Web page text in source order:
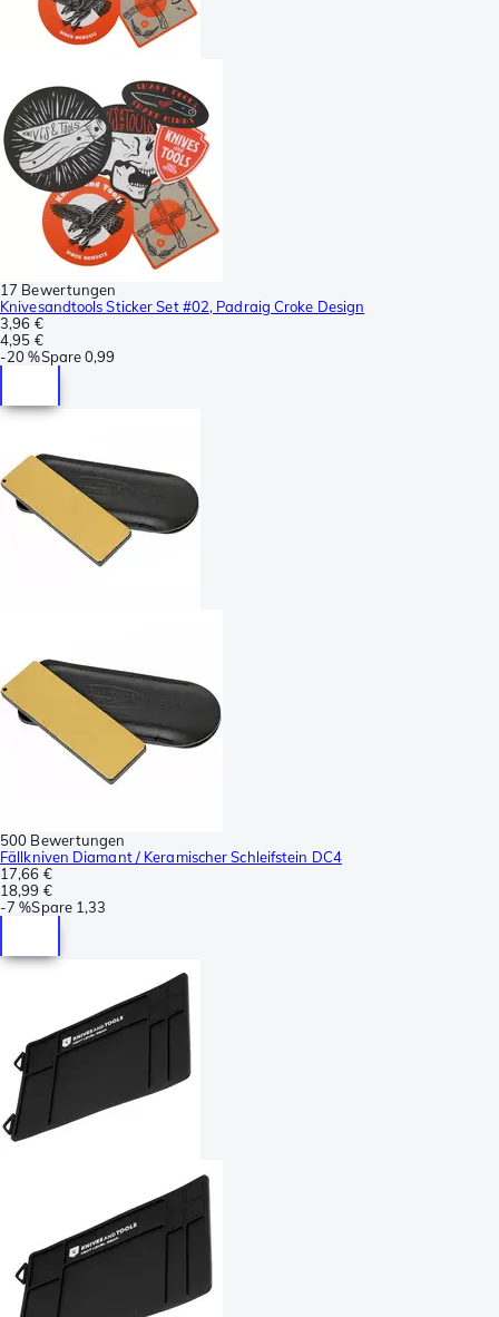
17 Bewertungen
Knivesandtools Sticker Set #02, Padraig Croke Design
3,96 €
4,95 €
-20 %Spare0,99
500 Bewertungen
Fällkniven Diamant / Keramischer Schleifstein DC4
17,66 €
18,99 €
-7 %Spare 1,33